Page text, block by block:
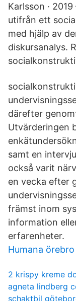
Karlsson ·
utifrån ett
med hjälp av
diskursanalys.
därefter
Utvärderingen
samt en
också varit
en vecka efter
främst inom
information
erfarenheter.
Humana örebro
2 krispy kreme
agneta lindberg
schaktbil